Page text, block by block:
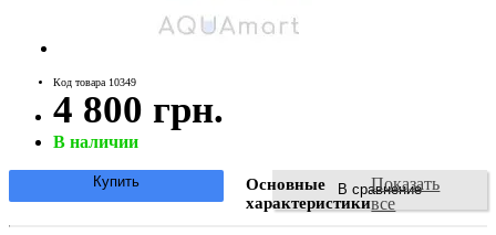
Код товара 10349
4 800 грн.
В наличии
В сравнение
Купить
Основные
характеристики
Показать
все